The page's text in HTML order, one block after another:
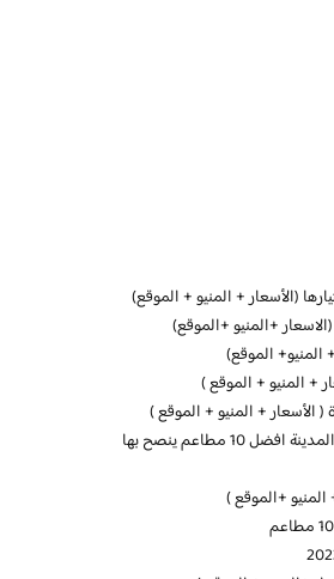
(الأسعار + المنيو + الموقع)
+المنيو +الموقع)
الموقع)
+ المنيو + الموقع )
الأسعار + المنيو + الموقع )
مطاعم ينصح بها
+الموقع )